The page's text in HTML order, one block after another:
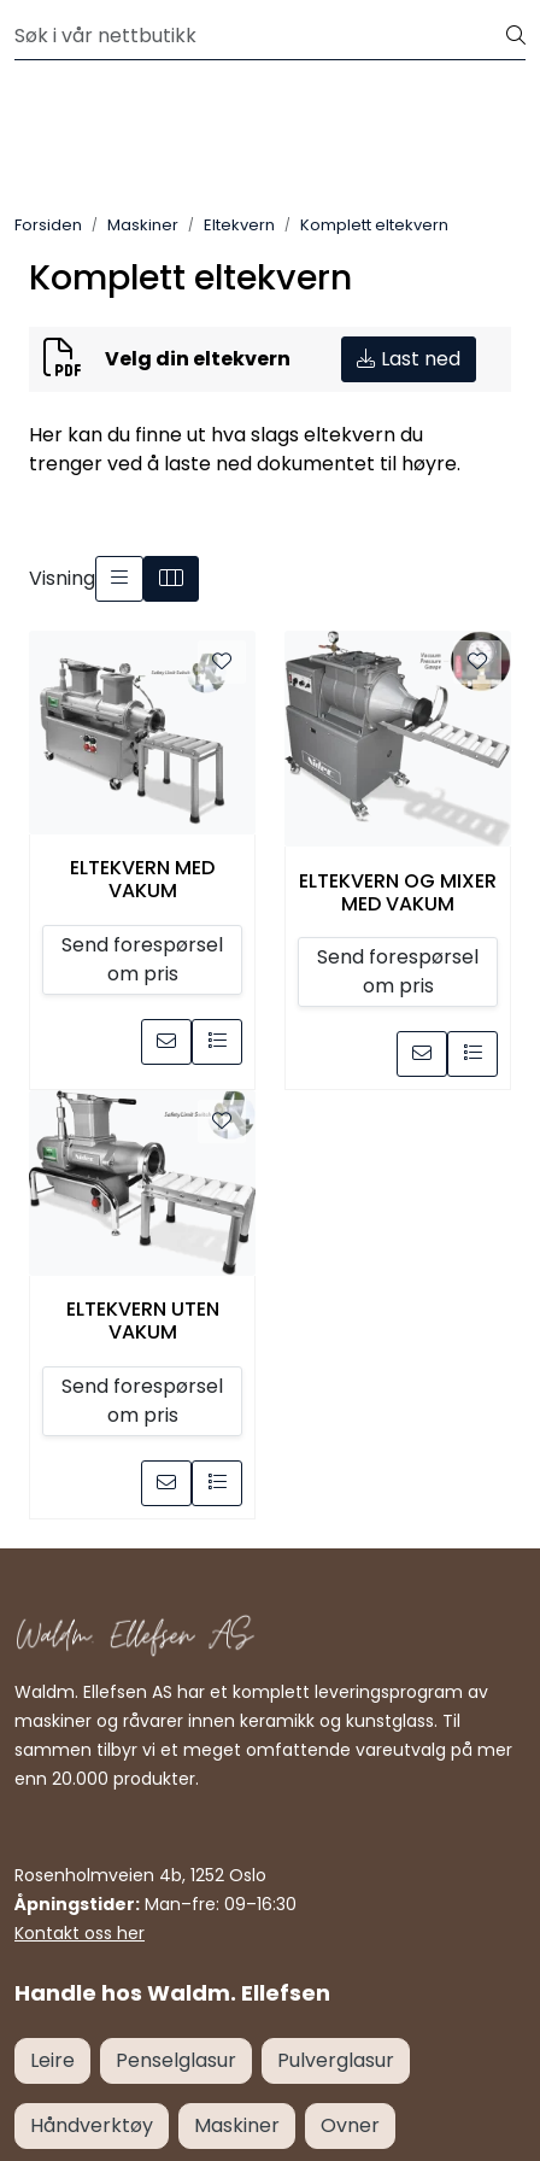
Velkommen til vår nye nettbutikk! Besøk Min side for mer
Forsiden Maskiner Eltekvern Komplett eltekvern
Komplett eltekvern
Velg din eltekvern Last ned
Her kan du finne ut hva slags eltekvern du
trenger ved å laste ned dokumentet til høyre.
Visning
ELTEKVERN MED
VAKUM
Send forespørsel
om pris
ELTEKVERN OG MIXER
MED VAKUM
Send forespørsel
om pris
ELTEKVERN UTEN
VAKUM
Send forespørsel
om pris
Handle hos Waldm. Ellefsen
Waldm. Ellefsen AS har et komplett leveringsprogram av
maskiner og råvarer innen keramikk og kunstglass. Til
sammen tilbyr vi et meget omfattende vareutvalg på mer
enn 20.000 produkter.
Rosenholmveien 4b, 1252 Oslo
Åpningstider: Man–fre: 09–16:30
Kontakt oss her
Leire Penselglasur Pulverglasur
Håndverktøy Maskiner Ovner
Pulverglasur
Håndverktøy
Maskiner
Ovner
Råmaterialer
Dekaler
Glass